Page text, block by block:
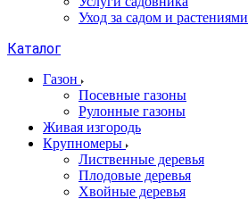
Уход за садом и растениями
Каталог
Газон
Посевные газоны
Рулонные газоны
Живая изгородь
Крупномеры
Лиственные деревья
Плодовые деревья
Хвойные деревья